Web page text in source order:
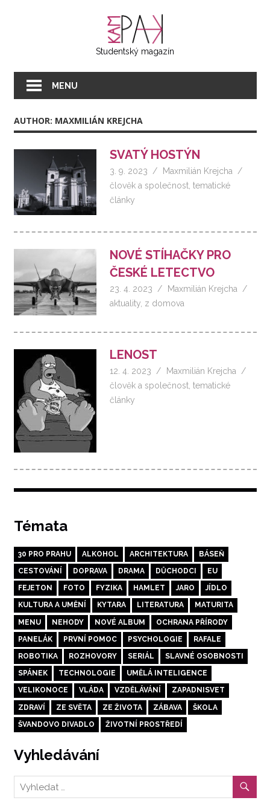
Studentský magazín
MENU
AUTHOR: MAXMILIÁN KREJCHA
SVATÝ HOSTÝN
3. 9. 2023
Maxmilián Krejcha
člověk a společnost ,tematické
články
NOVÉ STÍHAČKY PRO
ČESKÉ LETECTVO
23. 4. 2023
Maxmilián Krejcha
aktuality z domova
LENOST
12. 4. 2023
Maxmilián Krejcha
člověk a společnost,tematické
články
Témata
30 PRO PRAHU ALKOHOL ARCHITEKTURA BÁSEŇ
CESTOVÁNÍ DOPRAVA DRAMA DŮCHODCI EU
FEJETON FOTO FYZIKA HAMLET JARO JÍDLO
KULTURA A UMĚNÍ KYTARA LITERATURA MATURITA
MENU NEHODY NOVÉ ALBUM OCHRANA PŘÍRODY
PANELÁK PRVNÍ POMOC PSYCHOLOGIE RAFALE
ROBOTIKA ROZHOVORY SERIÁL SLAVNÉ OSOBNOSTI
SPÁNEK TECHNOLOGIE UMĚLÁ INTELIGENCE
VELIKONOCE VLÁDA VZDĚLÁVÁNÍ ZAPADNISVET
ZDRAVÍ ZE SVĚTA ZE ŽIVOTA ZÁBAVA ŠKOLA
ŠVANDOVO DIVADLO ŽIVOTNÍ PROSTŘEDÍ
Vyhledávání